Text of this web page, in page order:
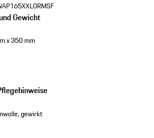
Gewicht
x 350 mm
gewirkt